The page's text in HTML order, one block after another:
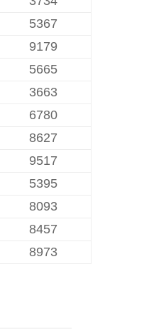
5367
9179
5665
3663
6780
8627
9517
5395
8093
8457
8973